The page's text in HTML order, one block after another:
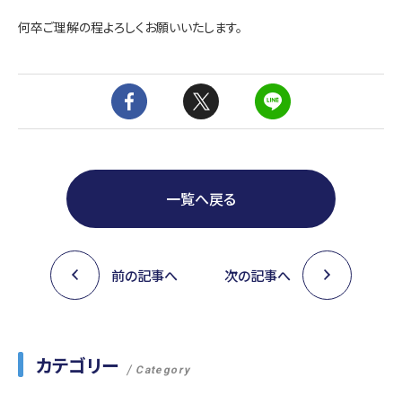
何卒ご理解の程よろしくお願いいたします。
一覧へ戻る
前の記事へ 次の記事へ
カテゴリー Category